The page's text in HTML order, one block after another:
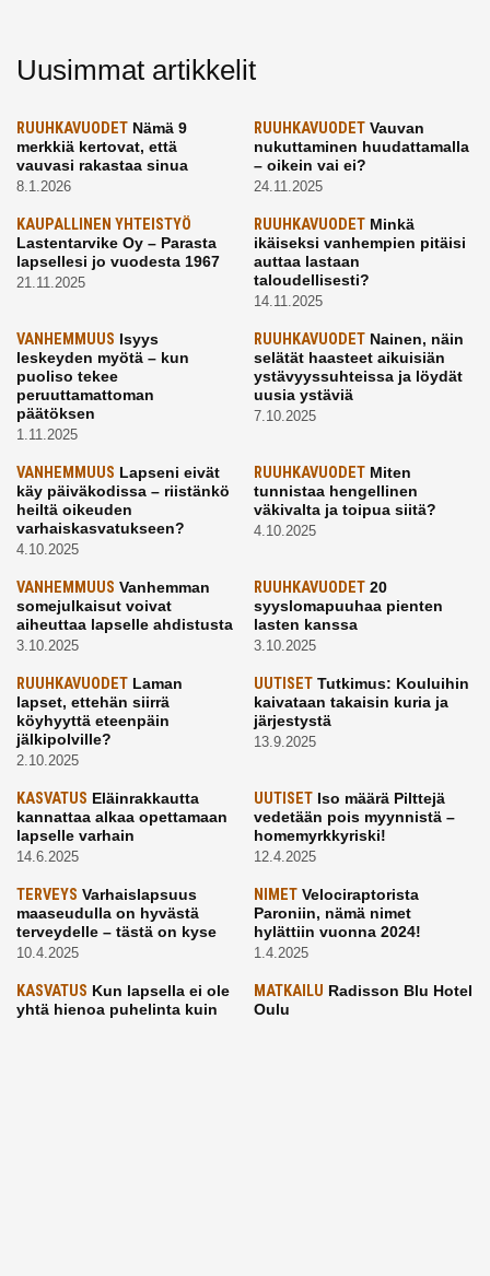
Uusimmat artikkelit
RUUHKAVUODET Nämä 9
merkkiä kertovat, että
vauvasi rakastaa sinua
8.1.2026
RUUHKAVUODETVauvan
nukuttaminen huudattamalla
– oikein vai ei?
24.11.2025
KAUPALLINEN YHTEISTYÖ
Lastentarvike Oy – Parasta
lapsellesi jo vuodesta 1967
21.11.2025
RUUHKAVUODETMinkä
ikäiseksi vanhempien pitäisi
auttaa lastaan
taloudellisesti?
14.11.2025
VANHEMMUUS Isyys
leskeyden myötä – kun
puoliso tekee
peruuttamattoman
päätöksen
1.11.2025
RUUHKAVUODETNainen, näin
selätät haasteet aikuisiän
ystävyyssuhteissa ja löydät
uusia ystäviä
7.10.2025
VANHEMMUUS Lapseni eivät
käy päiväkodissa – riistänkö
heiltä oikeuden
varhaiskasvatukseen?
4.10.2025
RUUHKAVUODETMiten
tunnistaa hengellinen
väkivalta ja toipua siitä?
4.10.2025
VANHEMMUUS Vanhemman
somejulkaisut voivat
aiheuttaa lapselle ahdistusta
3.10.2025
RUUHKAVUODET20
syyslomapuuhaa pienten
lasten kanssa
3.10.2025
RUUHKAVUODET Laman
lapset, ettehän siirrä
köyhyyttä eteenpäin
jälkipolville?
2.10.2025
UUTISETTutkimus: Kouluihin
kaivataan takaisin kuria ja
järjestystä
13.9.2025
KASVATUS Eläinrakkautta
kannattaa alkaa opettamaan
lapselle varhain
14.6.2025
UUTISETIso määrä Pilttejä
vedetään pois myynnistä –
homemyrkkyriski!
12.4.2025
TERVEYS Varhaislapsuus
maaseudulla on hyvästä
terveydelle – tästä on kyse
10.4.2025
NIMETVelociraptorista
Paroniin, nämä nimet
hylättiin vuonna 2024!
1.4.2025
KASVATUS Kun lapsella ei ole
yhtä hienoa puhelinta kuin
MATKAILU Radisson Blu Hotel
Oulu